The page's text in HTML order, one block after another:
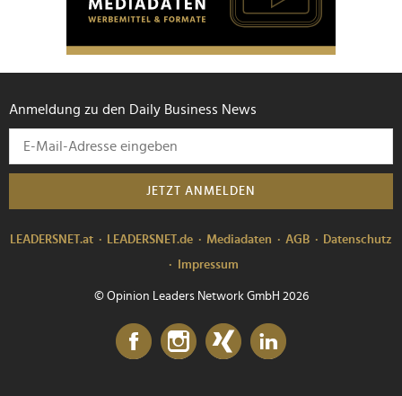
Anmeldung zu den Daily Business News
JETZT ANMELDEN
LEADERSNET.at LEADERSNET.de Mediadaten AGB
Datenschutz
Impressum
© Opinion Leaders Network GmbH 2026